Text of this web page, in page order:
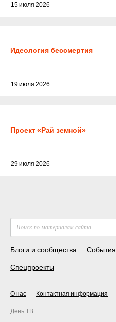
15 июля 2026
Идеология бессмертия
19 июля 2026
Проект «Рай земной»
29 июля 2026
Блоги и сообщества События
Спецпроекты
О нас Контактная информация
День ТВ